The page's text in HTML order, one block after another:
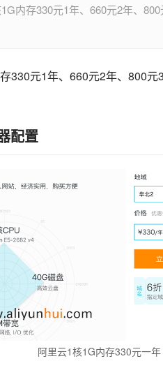
内存330元1年、660元2年、
330元1年、660元2年、800
配置
阿里云1核1G内存330元一年